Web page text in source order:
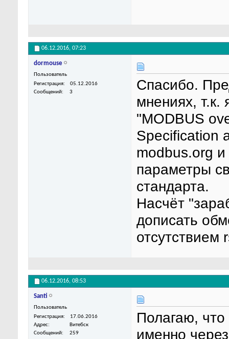
06.12.2016, 07:23
dormouse
Пользователь
Регистрация
05.12.2016
Сообщений
3
Спасибо.
мнениях,
"MODBUS
Specification
modbus.org и
параметры
стандарта.
Насчёт
дописать
отсутствием
06.12.2016, 08:53
Santi
Пользователь
Регистрация
17.06.2016
Адрес
Витебск
Сообщений
259
Полагаю,
именно